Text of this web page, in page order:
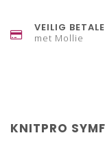
VEILIG
met Mollie
KNITPRO